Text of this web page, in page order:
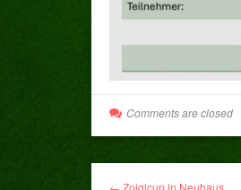
Comments are closed
← Zoiglcup in Neuhaus